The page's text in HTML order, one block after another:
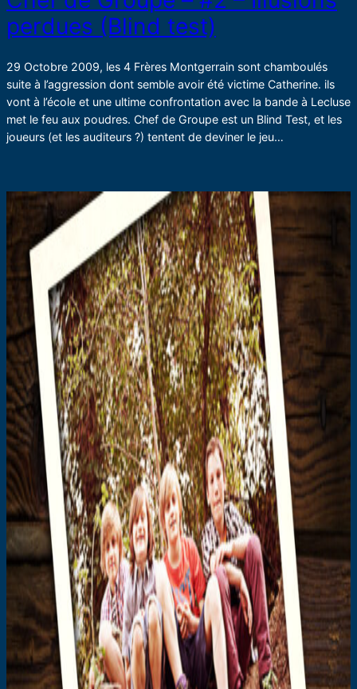
perdues (Blind test)
29 Octobre 2009, les 4 Frères Montgerrain sont chamboulés
suite à l’aggression dont semble avoir été victime Catherine. ils
vont à l’école et une ultime confrontation avec la bande à Lecluse
met le feu aux poudres. Chef de Groupe est un Blind Test, et les
joueurs (et les auditeurs ?) tentent de deviner le jeu…